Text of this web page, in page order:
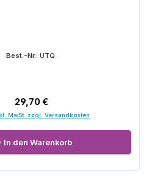
Best.-Nr.: UTQ.
Regulärer Preis:
29,70 €
MwSt. zzgl. Versandkosten
In den Warenkorb